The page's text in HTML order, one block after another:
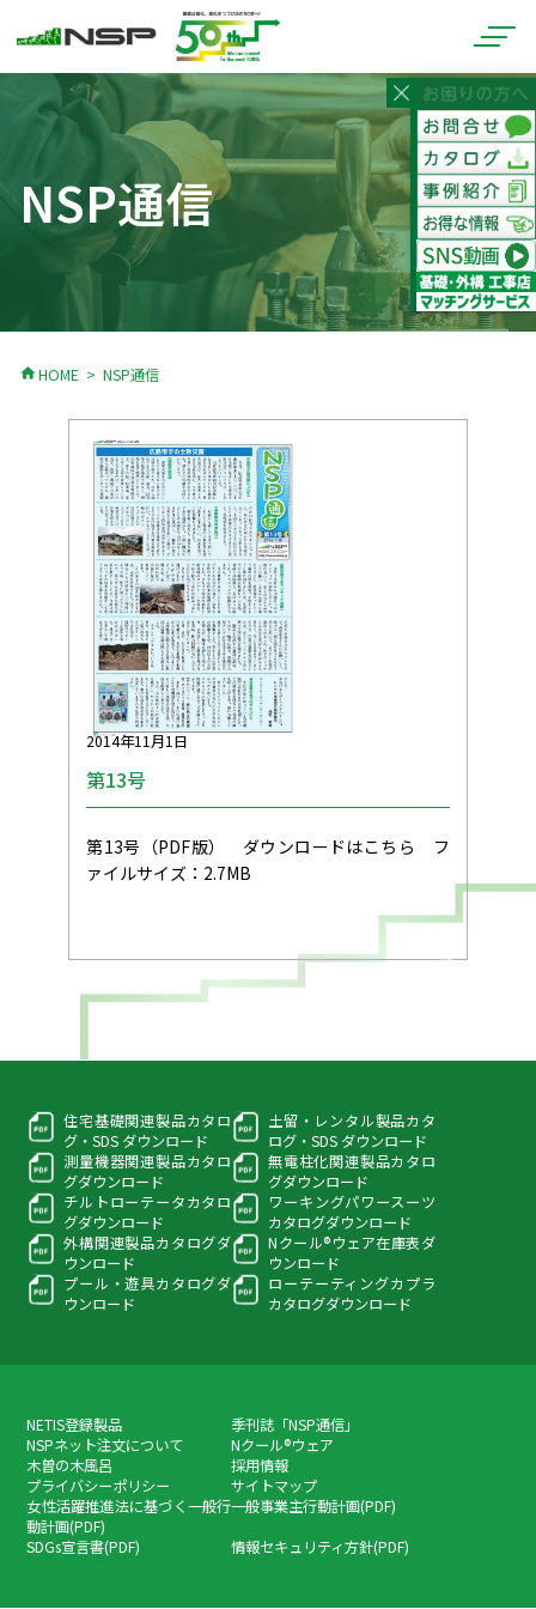
NSP通信
home HOME NSP通信
2014年11月1日
第13号
第13号（PDF版） ダウンロードはこちら フ
ァイルサイズ：2.7MB
arrow_forward
住宅基礎関連製品カタロ
グ・SDS ダウンロード
土留・レンタル製品カタ
ログ・ SDS ダウンロード
測量機器関連製品カタロ
グダウンロード
無電柱化関連製品カタロ
グダウンロード
チルトローテータカタロ
グダウンロード
ワーキングパワースーツ
カタログダウンロード
外構関連製品カタログダ
ウンロード
Nクール®ウェア在庫表ダ
ウンロード
プール・遊具カタログダ
ウンロード
ローテーティングカプラ
カタログダウンロード
NETIS登録製品
季刊誌「NSP通信」
NSPネット注文について
Nクール®ウェア
木曽の木風呂
採用情報
プライバシーポリシー
サイトマップ
女性活躍推進法に基づく一般行
動計画(PDF)
一般事業主行動計画(PDF)
SDGs宣言書(PDF)
情報セキュリティ方針(PDF)